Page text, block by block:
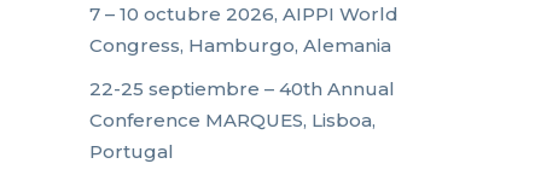
7 – 10 octubre 2026, AIPPI World
Congress, Hamburgo, Alemania
22-25 septiembre – 40th Annual
Conference MARQUES, Lisboa,
Portugal